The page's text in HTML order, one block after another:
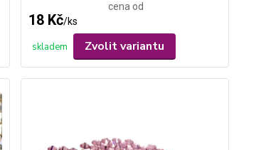
cena od
18 Kč/ks
skladem Zvolit variantu